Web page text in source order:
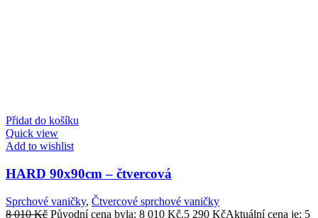
Přidat do košíku
Quick view
Add to wishlist
HARD 90x90cm – čtvercová
Sprchové vaničky, Čtvercové sprchové vaničky
8 010Kč Původní cena byla: 8 010 Kč.5 290 KčAktuální cena je: 5